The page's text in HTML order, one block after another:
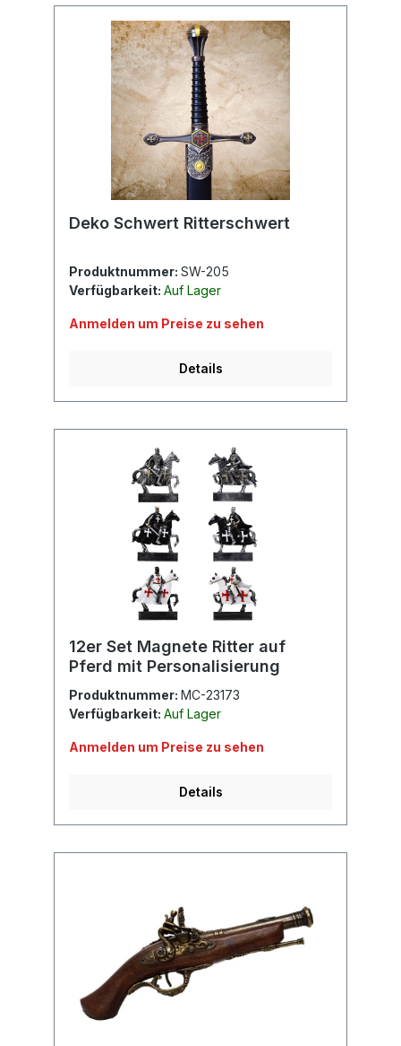
Deko Schwert Ritterschwert
Produktnummer: SW-205
Verfügbarkeit: Auf Lager
Anmelden um Preise zu sehen
Details
12er Set Magnete Ritter auf
Pferd mit Personalisierung
Produktnummer: MC-23173
Verfügbarkeit: Auf Lager
Anmelden um Preise zu sehen
Details